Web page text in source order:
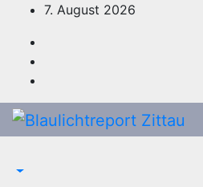
springen
7. August 2026